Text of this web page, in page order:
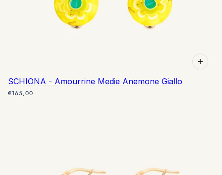
SCHIONA - Amourrine Medie Anemone Giallo
€165,00